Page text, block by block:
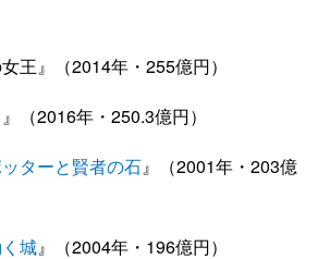
王』（2014年・255億円）
（2016年・250.3億円）
ターと賢者の石』（2001年・203億
城』（2004年・196億円）